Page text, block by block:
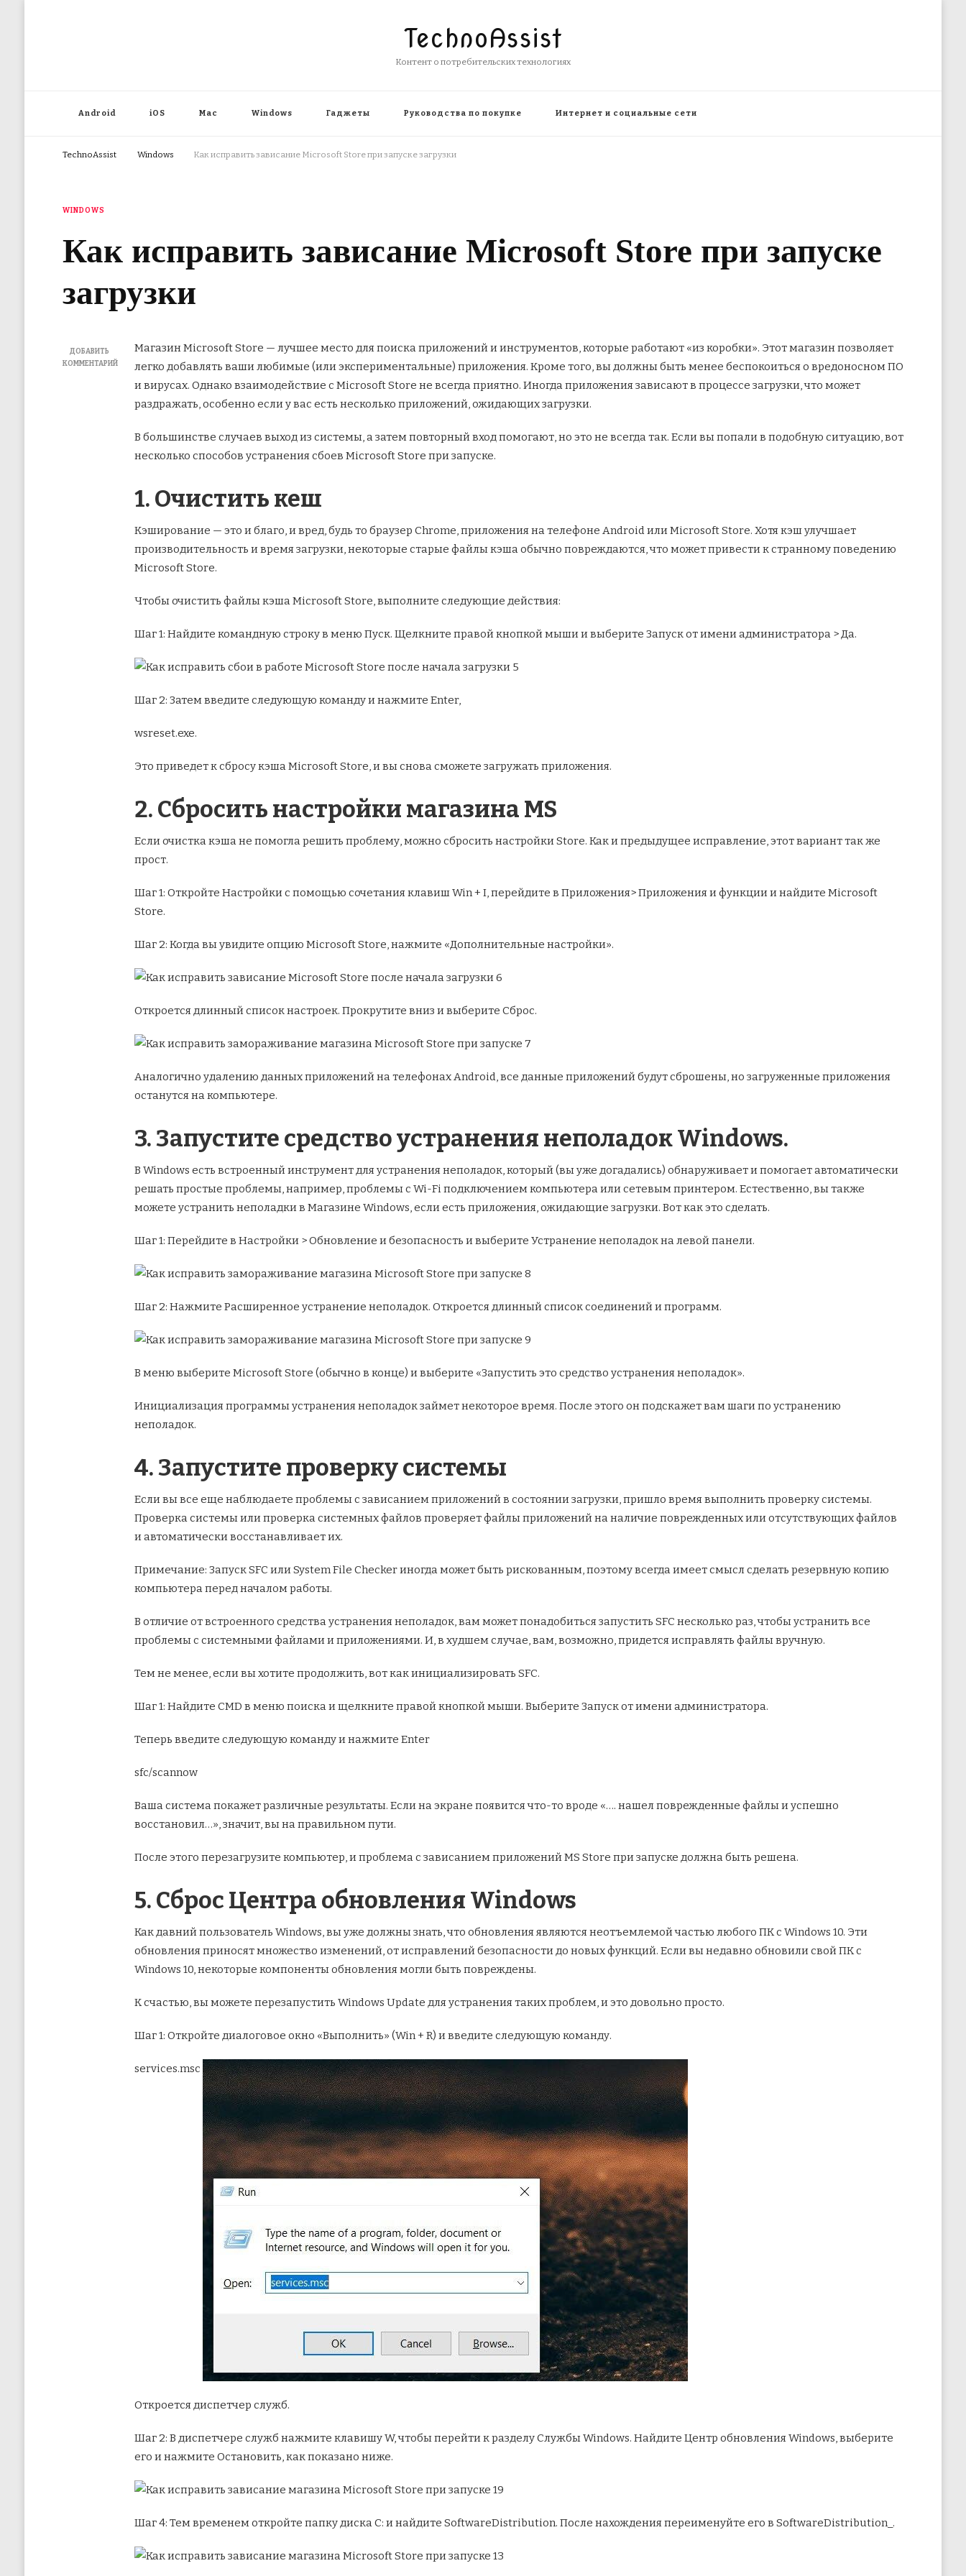
TechnoAssist
Контент о потребительских технологиях
Android iOS Mac Windows Гаджеты Руководства по покупке Интернет и социальные сети
TechnoAssist Windows Как исправить зависание Microsoft Store при запуске загрузки
WINDOWS
Как исправить зависание Microsoft Store при запуске
загрузки
ДОБАВИТЬ
КОММЕНТАРИЙ
Магазин Microsoft Store — лучшее место для поиска приложений и инструментов, которые работают «из коробки». Этот магазин позволяет
легко добавлять ваши любимые (или экспериментальные) приложения. Кроме того, вы должны быть менее беспокоиться о вредоносном ПО
и вирусах. Однако взаимодействие с Microsoft Store не всегда приятно. Иногда приложения зависают в процессе загрузки, что может
раздражать, особенно если у вас есть несколько приложений, ожидающих загрузки.
В большинстве случаев выход из системы, а затем повторный вход помогают, но это не всегда так. Если вы попали в подобную ситуацию, вот
несколько способов устранения сбоев Microsoft Store при запуске.
1. Очистить кеш
Кэширование — это и благо, и вред, будь то браузер Chrome, приложения на телефоне Android или Microsoft Store. Хотя кэш улучшает
производительность и время загрузки, некоторые старые файлы кэша обычно повреждаются, что может привести к странному поведению
Microsoft Store.
Чтобы очистить файлы кэша Microsoft Store, выполните следующие действия:
Шаг 1: Найдите командную строку в меню Пуск. Щелкните правой кнопкой мыши и выберите Запуск от имени администратора > Да.
Шаг 2: Затем введите следующую команду и нажмите Enter,
wsreset.exe.
Это приведет к сбросу кэша Microsoft Store, и вы снова сможете загружать приложения.
2. Сбросить настройки магазина MS
Если очистка кэша не помогла решить проблему, можно сбросить настройки Store. Как и предыдущее исправление, этот вариант так же
прост.
Шаг 1: Откройте Настройки с помощью сочетания клавиш Win + I, перейдите в Приложения> Приложения и функции и найдите Microsoft
Store.
Шаг 2: Когда вы увидите опцию Microsoft Store, нажмите «Дополнительные настройки».
Откроется длинный список настроек. Прокрутите вниз и выберите Сброс.
Аналогично удалению данных приложений на телефонах Android, все данные приложений будут сброшены, но загруженные приложения
останутся на компьютере.
3. Запустите средство устранения неполадок Windows.
В Windows есть встроенный инструмент для устранения неполадок, который (вы уже догадались) обнаруживает и помогает автоматически
решать простые проблемы, например, проблемы с Wi-Fi подключением компьютера или сетевым принтером. Естественно, вы также
можете устранить неполадки в Магазине Windows, если есть приложения, ожидающие загрузки. Вот как это сделать.
Шаг 1: Перейдите в Настройки > Обновление и безопасность и выберите Устранение неполадок на левой панели.
Шаг 2: Нажмите Расширенное устранение неполадок. Откроется длинный список соединений и программ.
В меню выберите Microsoft Store (обычно в конце) и выберите «Запустить это средство устранения неполадок».
Инициализация программы устранения неполадок займет некоторое время. После этого он подскажет вам шаги по устранению
неполадок.
4. Запустите проверку системы
Если вы все еще наблюдаете проблемы с зависанием приложений в состоянии загрузки, пришло время выполнить проверку системы.
Проверка системы или проверка системных файлов проверяет файлы приложений на наличие поврежденных или отсутствующих файлов
и автоматически восстанавливает их.
Примечание: Запуск SFC или System File Checker иногда может быть рискованным, поэтому всегда имеет смысл сделать резервную копию
компьютера перед началом работы.
В отличие от встроенного средства устранения неполадок, вам может понадобиться запустить SFC несколько раз, чтобы устранить все
проблемы с системными файлами и приложениями. И, в худшем случае, вам, возможно, придется исправлять файлы вручную.
Тем не менее, если вы хотите продолжить, вот как инициализировать SFC.
Шаг 1: Найдите CMD в меню поиска и щелкните правой кнопкой мыши. Выберите Запуск от имени администратора.
Теперь введите следующую команду и нажмите Enter
sfc/scannow
Ваша система покажет различные результаты. Если на экране появится что-то вроде «…. нашел поврежденные файлы и успешно
восстановил…», значит, вы на правильном пути.
После этого перезагрузите компьютер, и проблема с зависанием приложений MS Store при запуске должна быть решена.
5. Сброс Центра обновления Windows
Как давний пользователь Windows, вы уже должны знать, что обновления являются неотъемлемой частью любого ПК с Windows 10. Эти
обновления приносят множество изменений, от исправлений безопасности до новых функций. Если вы недавно обновили свой ПК с
Windows 10, некоторые компоненты обновления могли быть повреждены.
К счастью, вы можете перезапустить Windows Update для устранения таких проблем, и это довольно просто.
Шаг 1: Откройте диалоговое окно «Выполнить» (Win + R) и введите следующую команду.
services.msc
Откроется диспетчер служб.
Шаг 2: В диспетчере служб нажмите клавишу W, чтобы перейти к разделу Службы Windows. Найдите Центр обновления Windows, выберите
его и нажмите Остановить, как показано ниже.
Шаг 4: Тем временем откройте папку диска C: и найдите SoftwareDistribution. После нахождения переименуйте его в SoftwareDistribution_.